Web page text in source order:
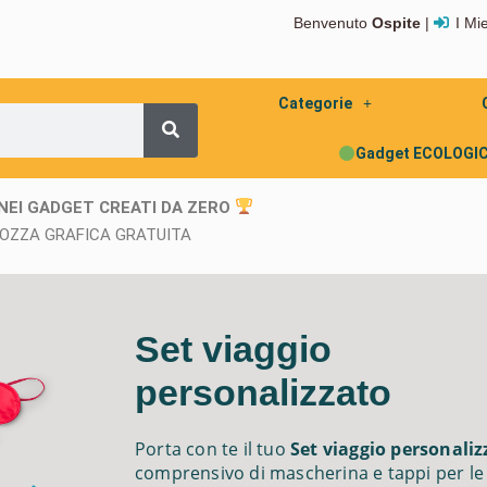
Benvenuto Ospite | I
Categorie
Gadget
GADGET CREATI DA ZERO
GRAFICA GRATUITA
Set viaggio
personalizzato
Porta con te il tuo Set viaggio
comprensivo di mascherina e tappi per